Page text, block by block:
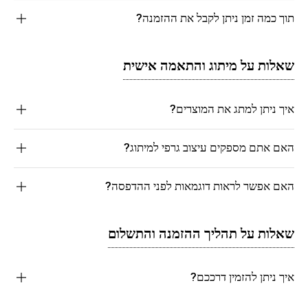
תוך כמה זמן ניתן לקבל את ההזמנה?
שאלות על מיתוג והתאמה אישית
איך ניתן למתג את המוצרים?
האם אתם מספקים עיצוב גרפי למיתוג?
האם אפשר לראות דוגמאות לפני ההדפסה?
שאלות על תהליך ההזמנה והתשלום
איך ניתן להזמין דרככם?